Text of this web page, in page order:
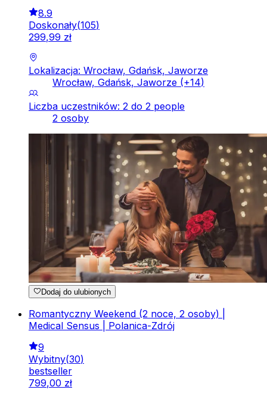
8.9
Doskonały(105)
299,99 zł
Lokalizacja: Wrocław, Gdańsk, Jaworze
Wrocław, Gdańsk, Jaworze (+14)
Liczba uczestników: 2 do 2 people
2 osoby
Dodaj do ulubionych
Romantyczny Weekend (2 noce, 2 osoby) |
Medical Sensus | Polanica-Zdrój
9
Wybitny(30)
bestseller
799,00 zł